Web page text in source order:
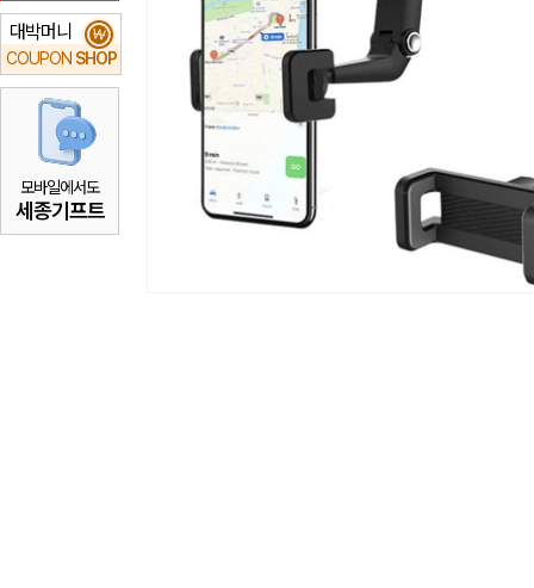
대박머니
COUPON SHOP
₩
모바일에서도
세종기프트